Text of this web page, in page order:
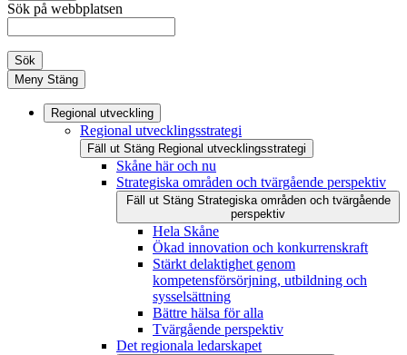
Sök på webbplatsen
Sök
Meny Stäng
Regional utveckling
Regional utvecklingsstrategi
Fäll ut Stäng Regional utvecklingsstrategi
Skåne här och nu
Strategiska områden och tvärgående perspektiv
Fäll ut Stäng Strategiska områden och tvärgående
perspektiv
Hela Skåne
Ökad innovation och konkurrenskraft
Stärkt delaktighet genom
kompetensförsörjning, utbildning och
sysselsättning
Bättre hälsa för alla
Tvärgående perspektiv
Det regionala ledarskapet